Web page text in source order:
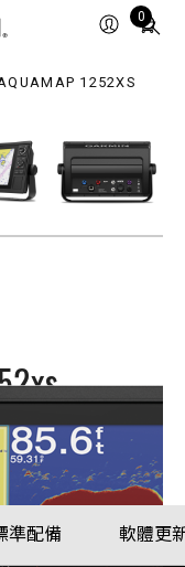
0
Total
cart:
1252XS
準配備 軟體更